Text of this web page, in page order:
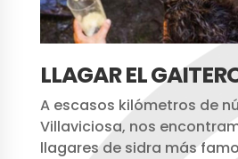
LLAGAR EL
A escasos kilómetros de
Villaviciosa, nos
llagares de sidra más